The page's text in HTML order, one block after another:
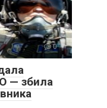
0
— збила